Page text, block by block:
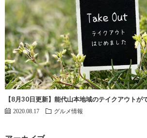
【8月30日更新】能代山本地域のテイクアウトが
2020.08.17 グルメ情報